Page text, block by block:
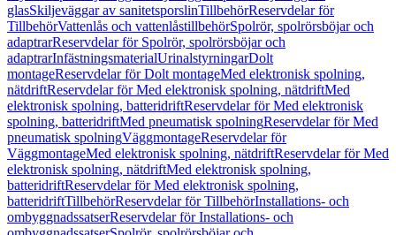
glasSkiljeväggar av sanitetsporslinTillbehörReservdelar för
TillbehörVattenlås och vattenlåstillbehörSpolrör, spolrörsböjar och
adaptrarReservdelar för Spolrör, spolrörsböjar och
adaptrarInfästningsmaterialUrinalstyrningarDolt
montageReservdelar för Dolt montageMed elektronisk spolning,
nätdriftReservdelar för Med elektronisk spolning, nätdriftMed
elektronisk spolning, batteridriftReservdelar för Med elektronisk
spolning, batteridriftMed pneumatisk spolningReservdelar för Med
pneumatisk spolningVäggmontageReservdelar för
VäggmontageMed elektronisk spolning, nätdriftReservdelar för Med
elektronisk spolning, nätdriftMed elektronisk spolning,
batteridriftReservdelar för Med elektronisk spolning,
batteridriftTillbehörReservdelar för TillbehörInstallations- och
ombyggnadssatserReservdelar för Installations- och